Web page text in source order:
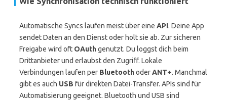
Automatische Syncs laufen meist über eine API. Deine App
sendet Daten an den Dienst oder holt sie ab. Zur sicheren
Freigabe wird oft OAuthgenutzt. Du loggst dich beim
Drittanbieter und erlaubst den Zugriff. Lokale
Verbindungen laufen per BluetoothoderANT+. Manchmal
gibt es auch USB für direkten Datei-Transfer. APIs sind für
Automatisierung geeignet. Bluetooth und USB sind